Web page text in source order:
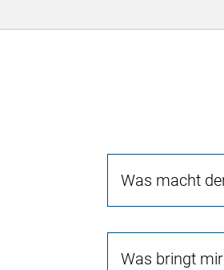
Was macht
Was bringt